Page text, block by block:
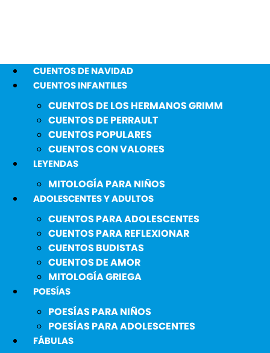
CUENTOS DE NAVIDAD
CUENTOS INFANTILES
CUENTOS DE LOS HERMANOS GRIMM
CUENTOS DE PERRAULT
CUENTOS POPULARES
CUENTOS CON VALORES
LEYENDAS
MITOLOGÍA PARA NIÑOS
ADOLESCENTES Y ADULTOS
CUENTOS PARA ADOLESCENTES
CUENTOS PARA REFLEXIONAR
CUENTOS BUDISTAS
CUENTOS DE AMOR
MITOLOGÍA GRIEGA
POESÍAS
POESÍAS PARA NIÑOS
POESÍAS PARA ADOLESCENTES
FÁBULAS